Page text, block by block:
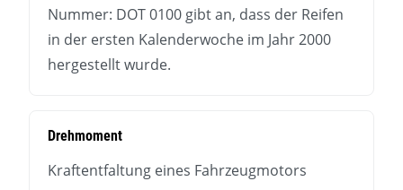
Nummer: DOT 0100 gibt an, dass der Reifen
in der ersten Kalenderwoche im Jahr 2000
hergestellt wurde.
Drehmoment
Kraftentfaltung eines Fahrzeugmotors